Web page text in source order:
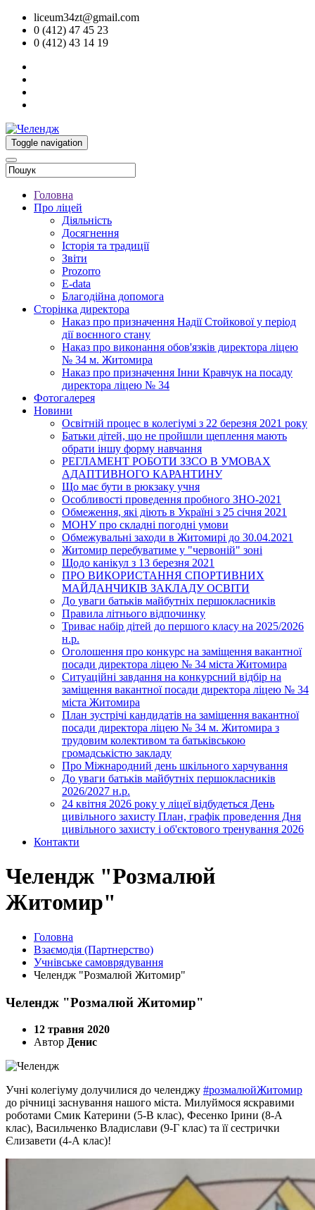
liceum34zt@gmail.com
0 (412) 47 45 23
0 (412) 43 14 19
Toggle navigation
Головна
Про ліцей
Діяльність
Досягнення
Історія та традиції
Звіти
Prozorro
E-data
Благодійна допомога
Сторінка директора
Наказ про призначення Надії Стойкової у період
дії воєнного стану
Наказ про виконання обов'язків директора ліцею
№ 34 м. Житомира
Наказ про призначення Інни Кравчук на посаду
директора ліцею № 34
Фотогалерея
Новини
Освітній процес в колегіумі з 22 березня 2021 року
Батьки дітей, що не пройшли щеплення мають
обрати іншу форму навчання
РЕГЛАМЕНТ РОБОТИ ЗЗСО В УМОВАХ
АДАПТИВНОГО КАРАНТИНУ
Що має бути в рюкзаку учня
Особливості проведення пробного ЗНО-2021
Обмеження, які діють в Україні з 25 січня 2021
МОНУ про складні погодні умови
Обмежувальні заходи в Житомирі до 30.04.2021
Житомир перебуватиме у "червоній" зоні
Щодо канікул з 13 березня 2021
ПРО ВИКОРИСТАННЯ СПОРТИВНИХ
МАЙДАНЧИКІВ ЗАКЛАДУ ОСВІТИ
До уваги батьків майбутніх першокласників
Правила літнього відпочинку
Триває набір дітей до першого класу на 2025/2026
н.р.
Оголошення про конкурс на заміщення вакантної
посади директора ліцею № 34 міста Житомира
Ситуаційні завдання на конкурсний відбір на
заміщення вакантної посади директора ліцею № 34
міста Житомира
План зустрічі кандидатів на заміщення вакантної
посади директора ліцею № 34 м. Житомира з
трудовим колективом та батьківською
громадськістю закладу
Про Міжнародний день шкільного харчування
До уваги батьків майбутніх першокласників
2026/2027 н.р.
24 квітня 2026 року у ліцеї відбудеться День
цивільного захисту План, графік проведення Дня
цивільного захисту і об'єктового тренування 2026
Контакти
Челендж "Розмалюй
Житомир"
Головна
Взаємодія (Партнерство)
Учнівське самоврядування
Челендж "Розмалюй Житомир"
Челендж "Розмалюй Житомир"
12 травня 2020
Автор Денис
Учні колегіуму долучилися до челенджу #розмалюйЖитомир
до річниці заснування нашого міста. Милуймося яскравими
роботами Смик Катерини (5-В клас), Фесенко Ірини (8-А
клас), Васильченко Владислави (9-Г клас) та її сестрички
Єлизавети (4-А клас)!